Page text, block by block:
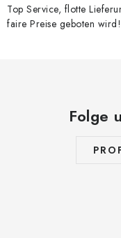
Top Service, flotte
faire Preise geboten wird!
Folge